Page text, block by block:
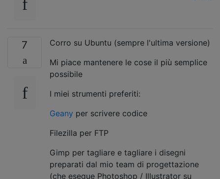
7
Corro su Ubuntu (sempre l'ultima versione)
Mi piace mantenere le cose il più semplice
possibile
I miei strumenti preferiti:
Geany per scrivere codice
Filezilla per FTP
Gimp per tagliare e tagliare i disegni
preparati dal mio team di progettazione
(che esegue Photoshop / Illustrator su